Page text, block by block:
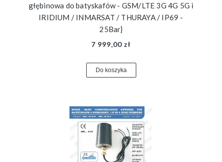
głębinowa do batyskafów - GSM/LTE 3G 4G 5G i
IRIDIUM / INMARSAT / THURAYA / IP69 -
25Bar}
7 999,00 zł
Do koszyka